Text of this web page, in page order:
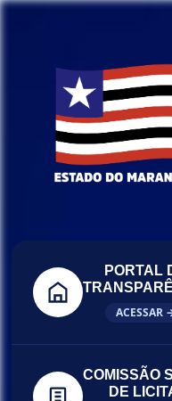
PORTAL
ACESSAR
COMISSÃO
DE